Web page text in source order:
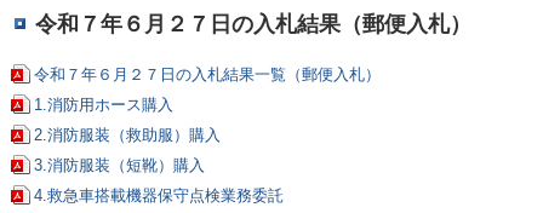
令和７年６月２７日の入札結果（郵便入札）
令和７年６月２７日の入札結果一覧（郵便入札）
1.消防用ホース購入
2.消防服装（救助服）購入
3.消防服装（短靴）購入
4.救急車搭載機器保守点検業務委託